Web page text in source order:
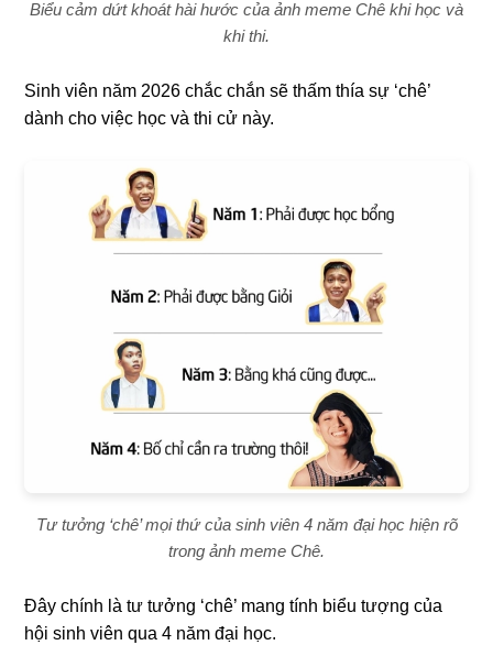
Biểu cảm dứt khoát hài hước của ảnh meme Chê khi học và
khi thi.
Sinh viên năm 2026 chắc chắn sẽ thấm thía sự ‘chê’
dành cho việc học và thi cử này.
Tư tưởng ‘chê’ mọi thứ của sinh viên 4 năm đại học hiện rõ
trong ảnh meme Chê.
Đây chính là tư tưởng ‘chê’ mang tính biểu tượng của
hội sinh viên qua 4 năm đại học.